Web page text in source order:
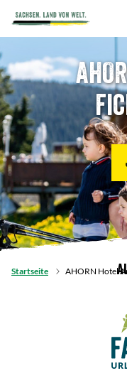
Startseite AHORN Hotel